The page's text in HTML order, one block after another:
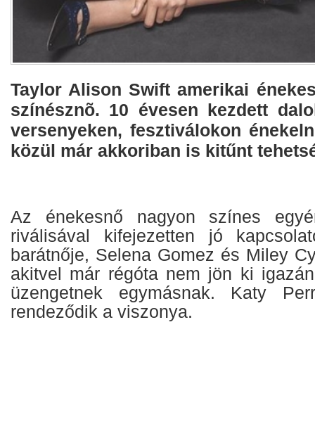
Taylor Alison Swift amerikai
színésznõ. 10 évesen kezdett
versenyeken, fesztiválokon
közül már akkoriban is kitűnt
Az énekesnő nagyon színes
riválisával kifejezetten jó
barátnője, Selena Gomez és Miley
akitvel már régóta nem jön ki
üzengetnek egymásnak. Katy
rendeződik a viszonya.